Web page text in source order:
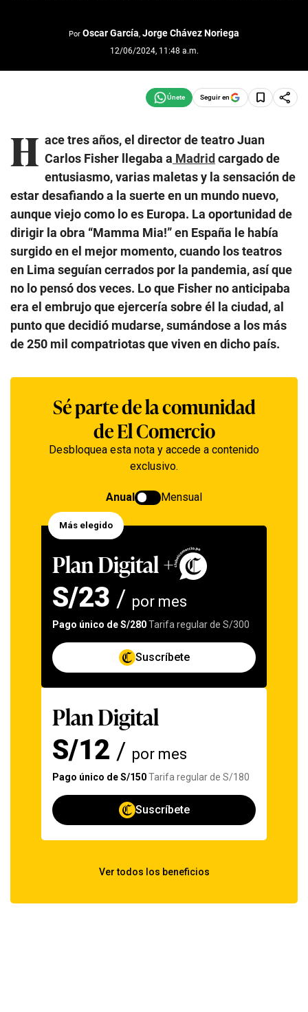
Por Oscar García, Jorge Chávez Noriega
12/06/2024, 11:48 a.m.
Seguir en
H ace tres años, el director de teatro Juan
Carlos Fisher llegaba a Madridcargado de
entusiasmo, varias maletas y la sensación de
estar desafiando a la suerte en un mundo nuevo,
aunque viejo como lo es Europa. La oportunidad de
dirigir la obra “Mamma Mia!” en España le había
surgido en el mejor momento, cuando los teatros
en Lima seguían cerrados por la pandemia, así que
no lo pensó dos veces. Lo que Fisher no anticipaba
era el embrujo que ejercería sobre él la ciudad, al
punto que decidió mudarse, sumándose a los más
de 250 mil compatriotas que viven en dicho país.